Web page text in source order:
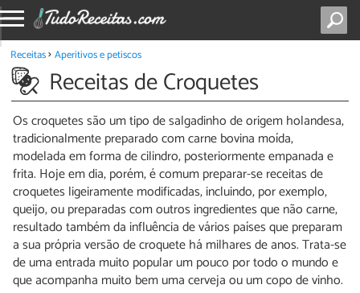
Receitas Aperitivos e petiscos
Receitas de Croquetes
Os croquetes são um tipo de salgadinho de origem holandesa,
tradicionalmente preparado com carne bovina moída,
modelada em forma de cilindro, posteriormente empanada e
frita. Hoje em dia, porém, é comum preparar-se receitas de
croquetes ligeiramente modificadas, incluindo, por exemplo,
queijo, ou preparadas com outros ingredientes que não carne,
resultado também da influência de vários países que preparam
a sua própria versão de croquete há milhares de anos. Trata-se
de uma entrada muito popular um pouco por todo o mundo e
que acompanha muito bem uma cerveja ou um copo de vinho.